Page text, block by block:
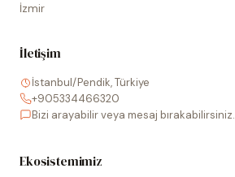
İzmir
İletişim
İstanbul/Pendik, Türkiye
+905334466320
Bizi arayabilir veya mesaj bırakabilirsiniz.
Ekosistemimiz